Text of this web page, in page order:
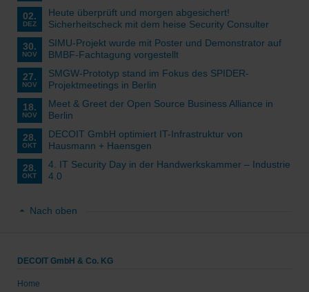
02.
DEZ
Heute überprüft und morgen abgesichert!
Sicherheitscheck mit dem heise Security Consulter
30.
NOV
SIMU-Projekt wurde mit Poster und Demonstrator auf
BMBF-Fachtagung vorgestellt
27.
NOV
SMGW-Prototyp stand im Fokus des SPIDER-
Projektmeetings in Berlin
18.
NOV
Meet & Greet der Open Source Business Alliance in
Berlin
28.
OKT
DECOIT GmbH optimiert IT-Infrastruktur von
Hausmann + Haensgen
28.
OKT
4. IT Security Day in der Handwerkskammer – Industrie
4.0
Nach oben
DECOIT GmbH & Co. KG
Home